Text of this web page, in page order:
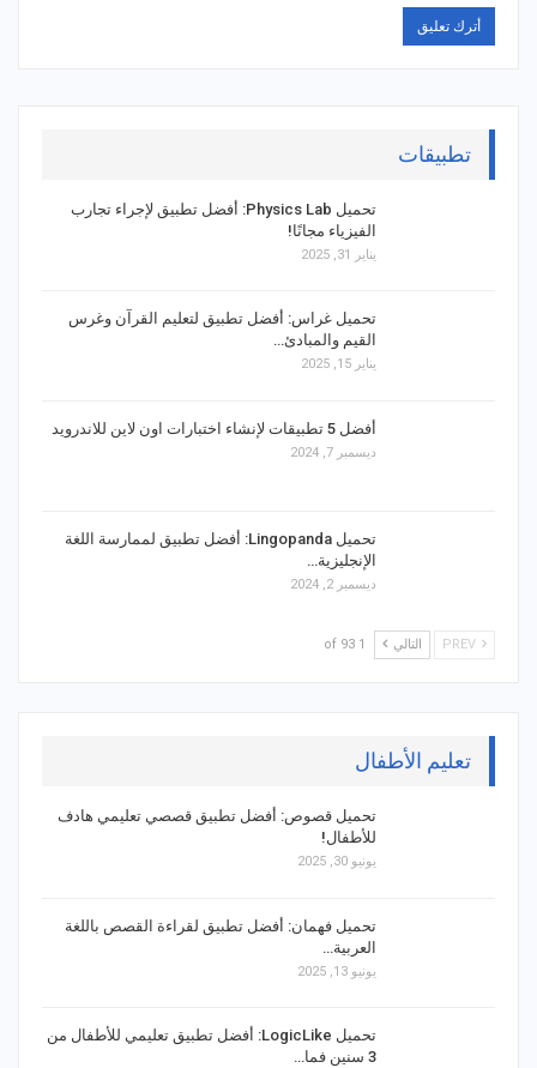
تطبيقات
تحميل Physics Lab: أفضل تطبيق لإجراء تجارب
الفيزياء مجانًا!
يناير 31, 2025
تحميل غراس: أفضل تطبيق لتعليم القرآن وغرس
القيم والمبادئ…
يناير 15, 2025
أفضل 5 تطبيقات لإنشاء اختبارات اون لاين للاندرويد
ديسمبر 7, 2024
تحميل Lingopanda: أفضل تطبيق لممارسة اللغة
الإنجليزية…
ديسمبر 2, 2024
التالي 1 of 93
تعليم الأطفال
تحميل قصوص: أفضل تطبيق قصصي تعليمي هادف
للأطفال!
يونيو 30, 2025
تحميل فهمان: أفضل تطبيق لقراءة القصص باللغة
العربية…
يونيو 13, 2025
تحميل LogicLike: أفضل تطبيق تعليمي للأطفال من
3 سنين فما…